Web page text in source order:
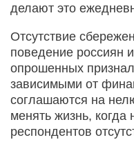
делают это
Отсутствие
поведение россиян
опрошенных
зависимыми от
соглашаются на
менять жизнь, когда
респондентов